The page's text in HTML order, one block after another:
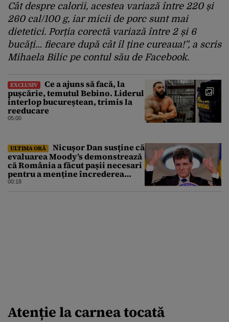
Cât despre calorii, acestea variază între 220 și
260 cal/100 g, iar micii de porc sunt mai
dietetici. Porția corectă variază între 2 și 6
bucăți… fiecare după cât îl ține cureaua!”, a scris
Mihaela Bilic pe contul său de Facebook.
EXCLUSIV
Ce a ajuns să facă, la
pușcărie, temutul Bebino. Liderul
interlop bucureștean, trimis la
reeducare
05:00
ULTIMA ORĂ
Nicușor Dan susține că
evaluarea Moody’s demonstrează
că România a făcut pașii necesari
pentru a menține încrederea
investitorilor: „Totuși,
00:18
Atenție la carnea tocată